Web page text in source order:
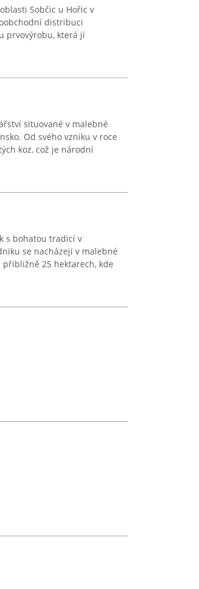
Sobčic u Hořic v
distribuci
prvovýrobu, která jí
situované v malebné
Od svého vzniku v roce
koz, což je národní
s bohatou tradicí v
se nacházejí v malebné
25 hektarech, kde